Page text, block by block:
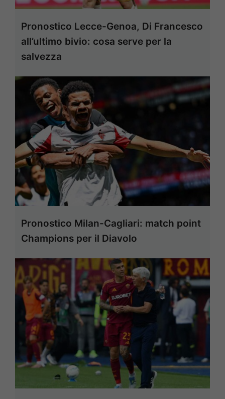
Pronostico Lecce-Genoa, Di Francesco
all’ultimo bivio: cosa serve per la
salvezza
Pronostico Milan-Cagliari: match point
Champions per il Diavolo